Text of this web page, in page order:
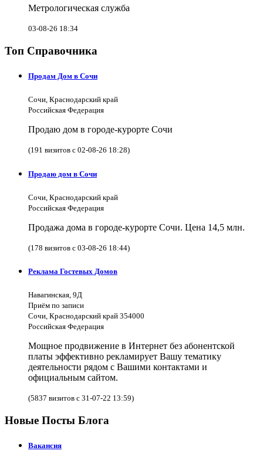
Метрологическая служба
03-08-26 18:34
Топ Справочника
Продам Дом в Сочи
Сочи, Краснодарский край
Российская Федерация
Продаю дом в городе-курорте Сочи
(191 визитов с 02-08-26 18:28)
Продаю дом в Сочи
Сочи, Краснодарский край
Российская Федерация
Продажа дома в городе-курорте Сочи. Цена 14,5 млн.
(178 визитов с 03-08-26 18:44)
Реклама Гостевых Домов
Навагинская, 9Д
Приём по записи
Сочи, Краснодарский край 354000
Российская Федерация
Мощное продвижение в Интернет без абонентской
платы эффективно рекламирует Вашу тематику
деятельности рядом с Вашими контактами и
официальным сайтом.
(5837 визитов с 31-07-22 13:59)
Новые Посты Блога
Вакансия